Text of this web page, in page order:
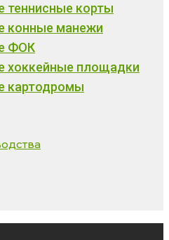
теннисные корты
конные манежи
ФОК
хоккейные площадки
картодромы